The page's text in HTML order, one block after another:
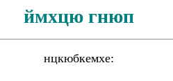
ймхцю гнюп
нцкюбкемхе: